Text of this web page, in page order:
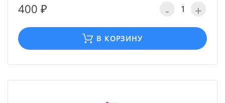
400 ₽ - +
В КОРЗИНУ